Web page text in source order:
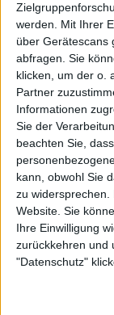
werden.
Mit Ihrer
über Gerätescans
abfragen. Sie
klicken, um der o.
Partner
Informationen
Sie der
beachten Sie,
kann, obwohl Sie
zu widersprechen.
Website. Sie
Ihre Einwilligung
zurückkehren und
"Datenschutz"
Ein
juegos-
giochi-
jeux-
🇺🇸
Join our
among